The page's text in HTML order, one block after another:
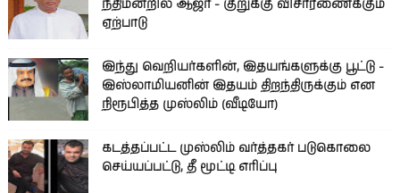
நீதிமன்றில் ஆஜர் - குறுக்கு விசாரணைக்கும்
ஏற்பாடு
இந்து வெறியர்களின், இதயங்களுக்கு பூட்டு -
இஸ்லாமியனின் இதயம் திறந்திருக்கும் என
நிரூபித்த முஸ்லிம் (வீடியோ)
கடத்தப்பட்ட முஸ்லிம் வர்த்தகர் படுகொலை
செய்யப்பட்டு, தீ மூட்டி எரிப்பு